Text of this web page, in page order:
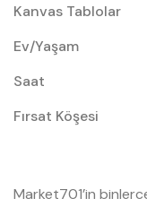
Kanvas Tablolar
Ev/Yaşam
Saat
Fırsat Köşesi
Market701’in